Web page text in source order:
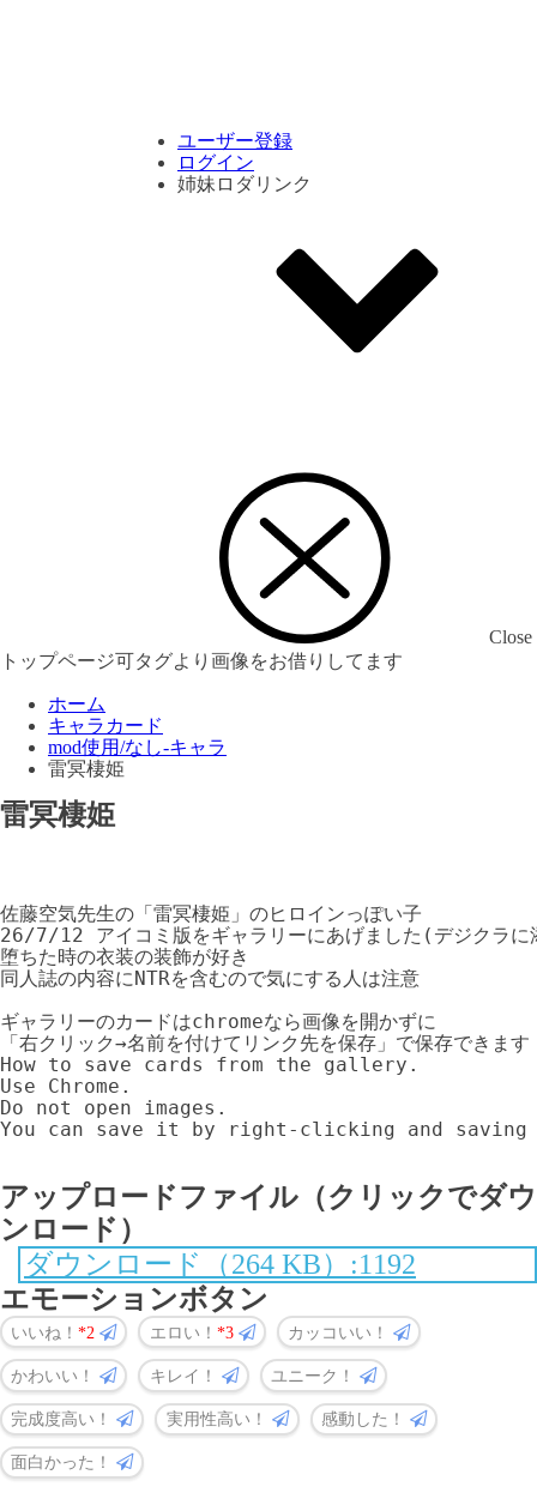
ユーザー登録
ログイン
姉妹ロダリンク
Close
トップページ可タグより画像をお借りしてます
ホーム
キャラカード
mod使用/なし-キャラ
雷冥棲姫
雷冥棲姫
26/7/12 アイコミ版をギャラリーにあげました(デジクラに
堕ちた時の衣装の装飾が好き
同人誌の内容にNTRを含むので気にする人は注意
ギャラリーのカードはchromeなら画像を開かずに
「右クリック→名前を付けてリンク先を保存」で保存できます
How to save cards from the gallery.
Use Chrome.
Do not open images.
You can save it by right-clicking and
アップロードファイル（クリックでダウ
ンロード）
ダウンロード（264 KB）:1192
エモーションボタン
いいね！ 2 エロい！ 3 カッコいい！
かわいい！ キレイ！ ユニーク！
完成度高い！ 実用性高い！ 感動した！
面白かった！